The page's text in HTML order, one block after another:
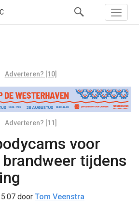
Adverteren? [10]
Adverteren? [11]
voor
tijdens
door Tom Veenstra